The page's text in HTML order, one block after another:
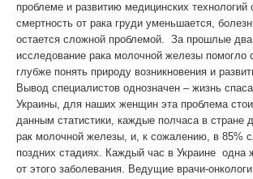
проблеме и развитию медицинских технологий
смертность от рака груди уменьшается,
остается сложной проблемой. За прошлые два
исследование рака молочной железы помогло
глубже понять природу возникновения и
Вывод специалистов однозначен – жизнь
Украины, для наших женщин эта проблема
данным статистики, каждые полчаса в стране
рак молочной железы, и, к сожалению, в 85%
поздних стадиях. Каждый час в Украине одна
от этого заболевания. Ведущие врачи-